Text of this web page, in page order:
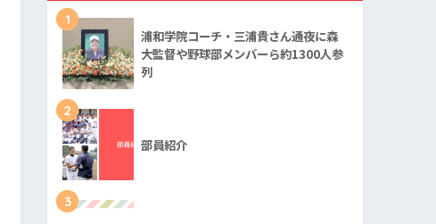
1
浦和学院コーチ・三浦貴さん通夜に森
大監督や野球部メンバーら約1300人参
列
2
部員紹介
3